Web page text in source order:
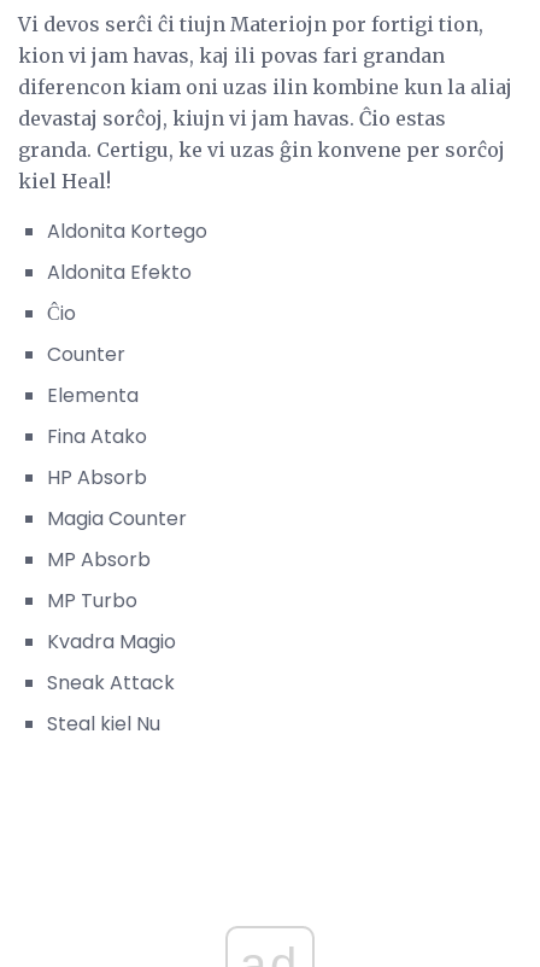
Vi devos serĉi ĉi tiujn Materiojn por fortigi tion,
kion vi jam havas, kaj ili povas fari grandan
diferencon kiam oni uzas ilin kombine kun la aliaj
devastaj sorĉoj, kiujn vi jam havas. Ĉio estas
granda. Certigu, ke vi uzas ĝin konvene per sorĉoj
kiel Heal!
Aldonita Kortego
Aldonita Efekto
Ĉio
Counter
Elementa
Fina Atako
HP Absorb
Magia Counter
MP Absorb
MP Turbo
Kvadra Magio
Sneak Attack
Steal kiel Nu